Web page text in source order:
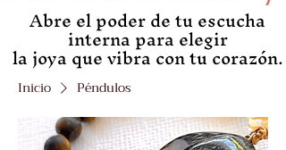
Abre el poder de tu escucha
interna para elegir
la joya que vibra con tu corazón.
Inicio Péndulos